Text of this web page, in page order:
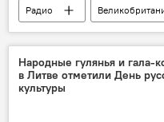
Радио
Brexit: громкий развод с ЕС
Народные гулянья и гала-
в Литве отметили День
культуры